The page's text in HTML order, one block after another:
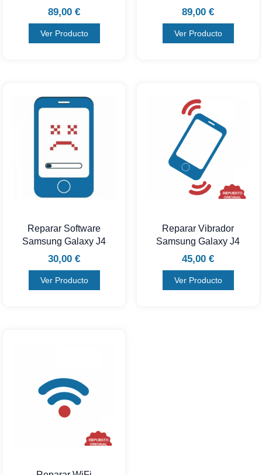
89,00 €
Ver Producto
89,00 €
Ver Producto
Reparar Software
Samsung Galaxy J4
30,00 €
Ver Producto
Reparar Vibrador
Samsung Galaxy J4
45,00 €
Ver Producto